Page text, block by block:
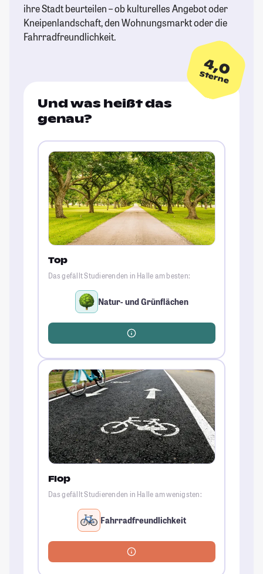
ihre Stadt beurteilen – ob kulturelles Angebot oder
Kneipenlandschaft, den Wohnungsmarkt oder die
Fahrradfreundlichkeit.
4,0
Sterne
Und was heißt das
genau?
Top
Das gefällt Studierenden in Halle am besten:
Natur- und Grünflächen
Flop
Das gefällt Studierenden in Halle am wenigsten:
Fahrradfreundlichkeit